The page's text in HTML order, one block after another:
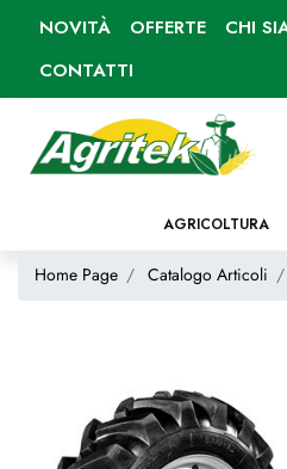
NOVITÀ OFFERTE CHI
CONTATTI
AGRICOLTURA
Home Page Catalogo Articoli